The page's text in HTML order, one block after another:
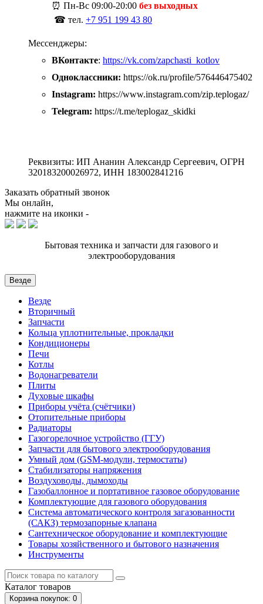
⏰ Пн-Вс 09:00-20:00 без выходных
☎ тел. +7 951 199 43 80
Мессенджеры:
ВКонтакте: https://vk.com/zapchasti_kotlov
Одноклассники: https://ok.ru/profile/576446475402
Instagram: https://www.instagram.com/zip.teplogaz/
Telegram: https://t.me/teplogaz_skidki
Реквизиты: ИП Ананин Александр Сергеевич, ОГРН
320183200026972, ИНН 183002841216
Заказать обратный звонок
Мы онлайн,
нажмите на иконки -
Бытовая техника и запчасти для газового и
электрооборудования
Везде
Везде
Вторичный
Запчасти
Кольца уплотнительные, прокладки
Кондиционеры
Печи
Котлы
Водонагреватели
Плиты
Духовые шкафы
Приборы учёта (счётчики)
Отопительные приборы
Радиаторы
Газогорелочное устройство (ГГУ)
Запчасти для бытового электрооборудования
Умный дом (GSM-модули, термостаты)
Cтабилизаторы напряжения
Воздуховоды, дымоходы
Газобаллонное и портативное газовое оборудование
Комплектующие для газового оборудования
Система автоматического контроля загазованности
(САКЗ) термозапорные клапана
Сантехническое оборудование и комплектующие
Товары хозяйственного и бытового назначения
Инструменты
Каталог товаров
Корзинапокупок: 0